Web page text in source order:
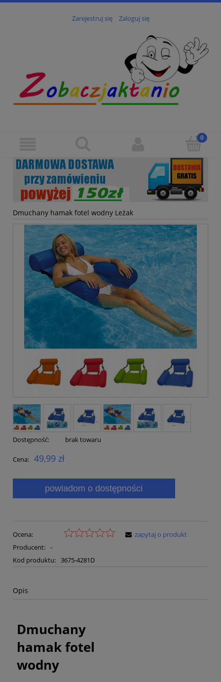
Zarejestruj się Zaloguj się
Dmuchany hamak fotel wodny Leżak
Dostępność: brak towaru
Cena: 49,99 zł
powiadom o dostępności
Ocena:
Producent: -
Kod produktu: 3675-4281D
zapytaj o produkt
Opis
Dmuchany
hamak fotel
wodny